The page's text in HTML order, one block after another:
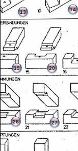
13 14
19 20
26 27